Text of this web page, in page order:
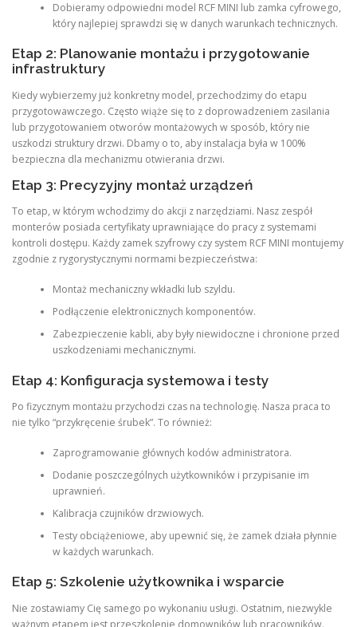
Dobieramy odpowiedni model RCF MINI lub zamka cyfrowego,
który najlepiej sprawdzi się w danych warunkach technicznych.
Etap 2: Planowanie montażu i przygotowanie
infrastruktury
Kiedy wybierzemy już konkretny model, przechodzimy do etapu
przygotowawczego. Często wiąże się to z doprowadzeniem zasilania
lub przygotowaniem otworów montażowych w sposób, który nie
uszkodzi struktury drzwi. Dbamy o to, aby instalacja była w 100%
bezpieczna dla mechanizmu otwierania drzwi.
Etap 3: Precyzyjny montaż urządzeń
To etap, w którym wchodzimy do akcji z narzędziami. Nasz zespół
monterów posiada certyfikaty uprawniające do pracy z systemami
kontroli dostępu. Każdy zamek szyfrowy czy system RCF MINI montujemy
zgodnie z rygorystycznymi normami bezpieczeństwa:
Montaż mechaniczny wkładki lub szyldu.
Podłączenie elektronicznych komponentów.
Zabezpieczenie kabli, aby były niewidoczne i chronione przed
uszkodzeniami mechanicznymi.
Etap 4: Konfiguracja systemowa i testy
Po fizycznym montażu przychodzi czas na technologię. Nasza praca to
nie tylko “przykręcenie śrubek”. To również:
Zaprogramowanie głównych kodów administratora.
Dodanie poszczególnych użytkowników i przypisanie im
uprawnień.
Kalibracja czujników drzwiowych.
Testy obciążeniowe, aby upewnić się, że zamek działa płynnie
w każdych warunkach.
Etap 5: Szkolenie użytkownika i wsparcie
Nie zostawiamy Cię samego po wykonaniu usługi. Ostatnim, niezwykle
ważnym etapem jest przeszkolenie domowników lub pracowników.